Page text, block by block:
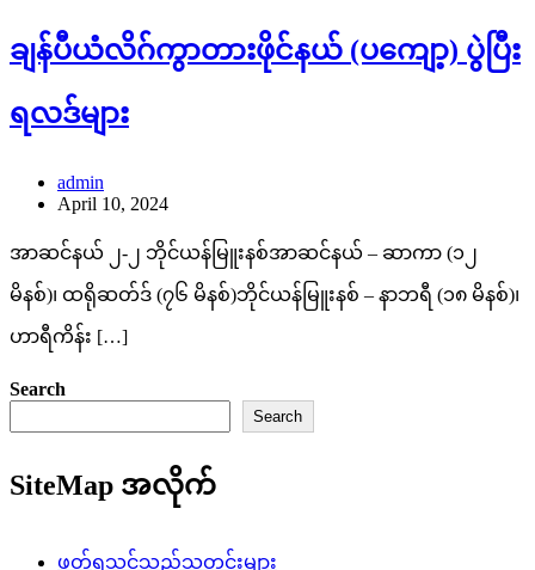
ချန်ပီယံလိဂ်ကွာတားဖိုင်နယ် (ပကျော့) ပွဲပြီး
ရလဒ်များ
admin
April 10, 2024
အာဆင်နယ် ၂-၂ ဘိုင်ယန်မြူးနစ်အာဆင်နယ် – ဆာကာ (၁၂
မိနစ်)၊ ထရိုဆတ်ဒ် (၇၆ မိနစ်)ဘိုင်ယန်မြူးနစ် – နာဘရီ (၁၈ မိနစ်)၊
ဟာရီကိန်း […]
Search
Search
SiteMap အလိုက်
ဖတ်ရှုသင့်သည့်သတင်းများ